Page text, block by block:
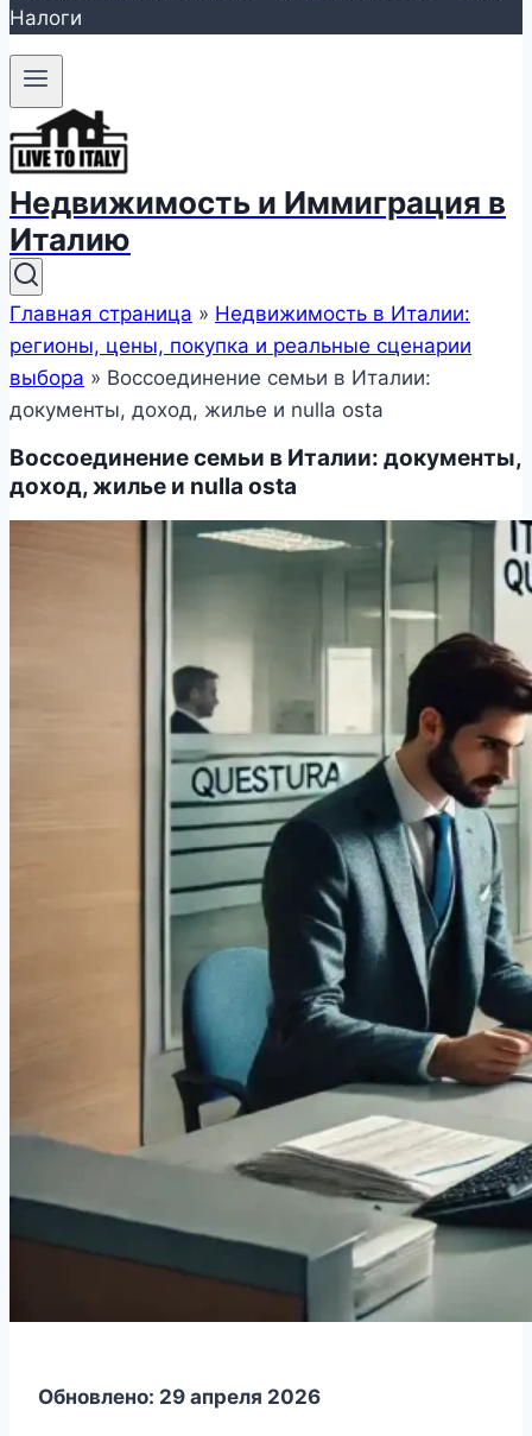
Налоги
Недвижимость и Иммиграция в
Италию
Главная страница » Недвижимость в Италии:
регионы, цены, покупка и реальные сценарии
выбора » Воссоединение семьи в Италии:
документы, доход, жилье и nulla osta
Воссоединение семьи в Италии: документы,
доход, жилье и nulla osta
Обновлено: 29 апреля 2026